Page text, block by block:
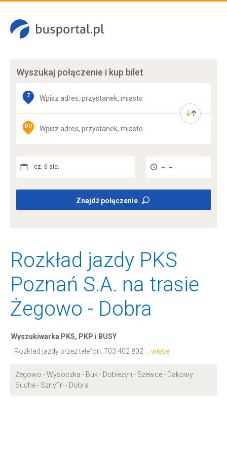
Wyszukaj połączenie i kup bilet
Z
DO
cz. 6 sie. -- : --
Znajdź połączenie
Rozkład jazdy PKS
Poznań S.A. na trasie
Żegowo - Dobra
Wyszukiwarka PKS, PKP i BUSY
Rozkład jazdy przez telefon: 703 402 802 ... więcej
Żegowo - Wysoczka - Buk - Dobieżyn - Szewce - Dakowy
Suche - Sznyfin - Dobra